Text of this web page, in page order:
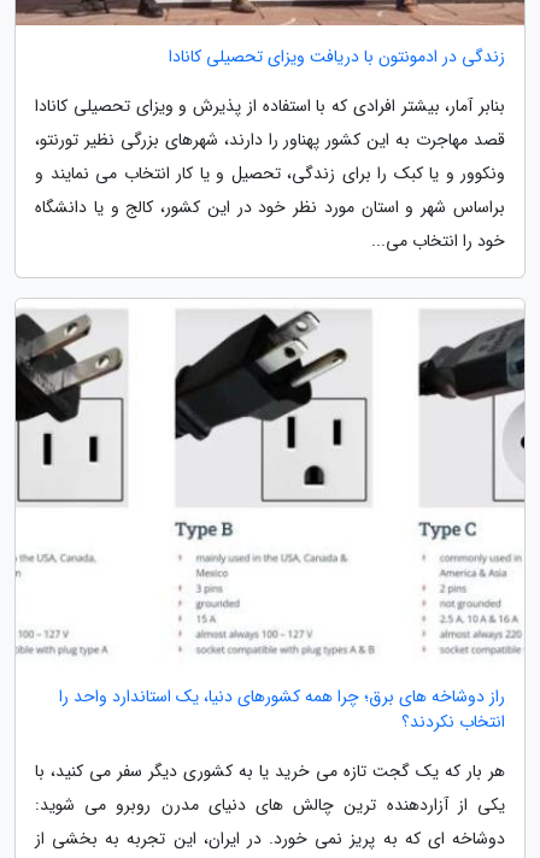
زندگی در ادمونتون با دریافت ویزای تحصیلی کانادا
بنابر آمار، بیشتر افرادی که با استفاده از پذیرش و ویزای تحصیلی کانادا
قصد مهاجرت به این کشور پهناور را دارند، شهرهای بزرگی نظیر تورنتو،
ونکوور و یا کبک را برای زندگی، تحصیل و یا کار انتخاب می نمایند و
براساس شهر و استان مورد نظر خود در این کشور، کالج و یا دانشگاه
خود را انتخاب می...
راز دوشاخه های برق؛ چرا همه کشورهای دنیا، یک استاندارد واحد را
انتخاب نکردند؟
هر بار که یک گجت تازه می خرید یا به کشوری دیگر سفر می کنید، با
یکی از آزاردهنده ترین چالش های دنیای مدرن روبرو می شوید:
دوشاخه ای که به پریز نمی خورد. در ایران، این تجربه به بخشی از